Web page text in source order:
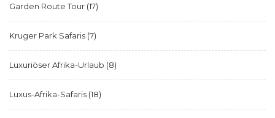
Garden Route Tour (17)
Kruger Park Safaris (7)
Luxuriöser Afrika-Urlaub (8)
Luxus-Afrika-Safaris (18)